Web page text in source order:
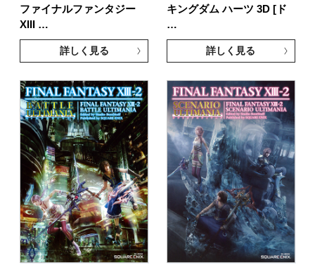
ファイナルファンタジー
XIII …
詳しく見る
キングダム ハーツ 3D [ド
…
詳しく見る